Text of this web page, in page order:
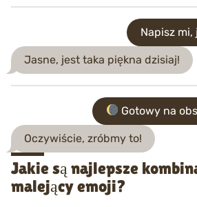
Napisz mi,
Jasne, jest taka piękna dzisiaj!
Gotowy na
Oczywiście, zróbmy to!
Jakie są najlepsze
malejący emoji?